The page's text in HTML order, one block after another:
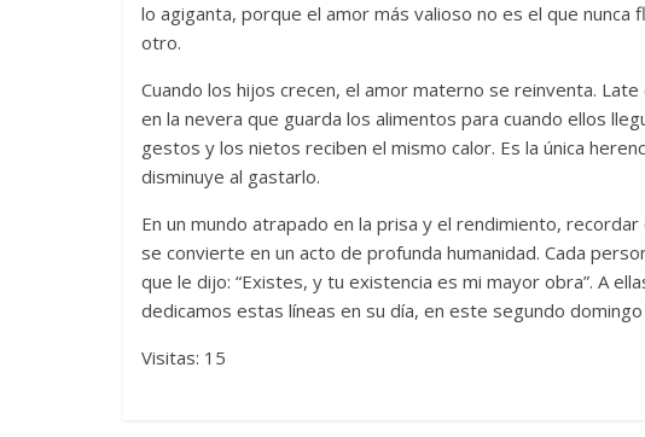
lo agiganta, porque el amor más valioso no es el que nunca
otro.
Cuando los hijos crecen, el amor materno se reinventa.
en la nevera que guarda los alimentos para cuando ellos
gestos y los nietos reciben el mismo calor. Es la única
disminuye al gastarlo.
En un mundo atrapado en la prisa y el rendimiento,
se convierte en un acto de profunda humanidad. Cada
que le dijo: “Existes, y tu existencia es mi mayor obra”. A
dedicamos estas líneas en su día, en este segundo
Visitas: 15